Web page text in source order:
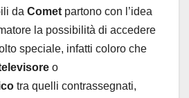
da Comet partono con l’idea
la possibilità di accedere
speciale, infatti coloro che
o
tra quelli contrassegnati,